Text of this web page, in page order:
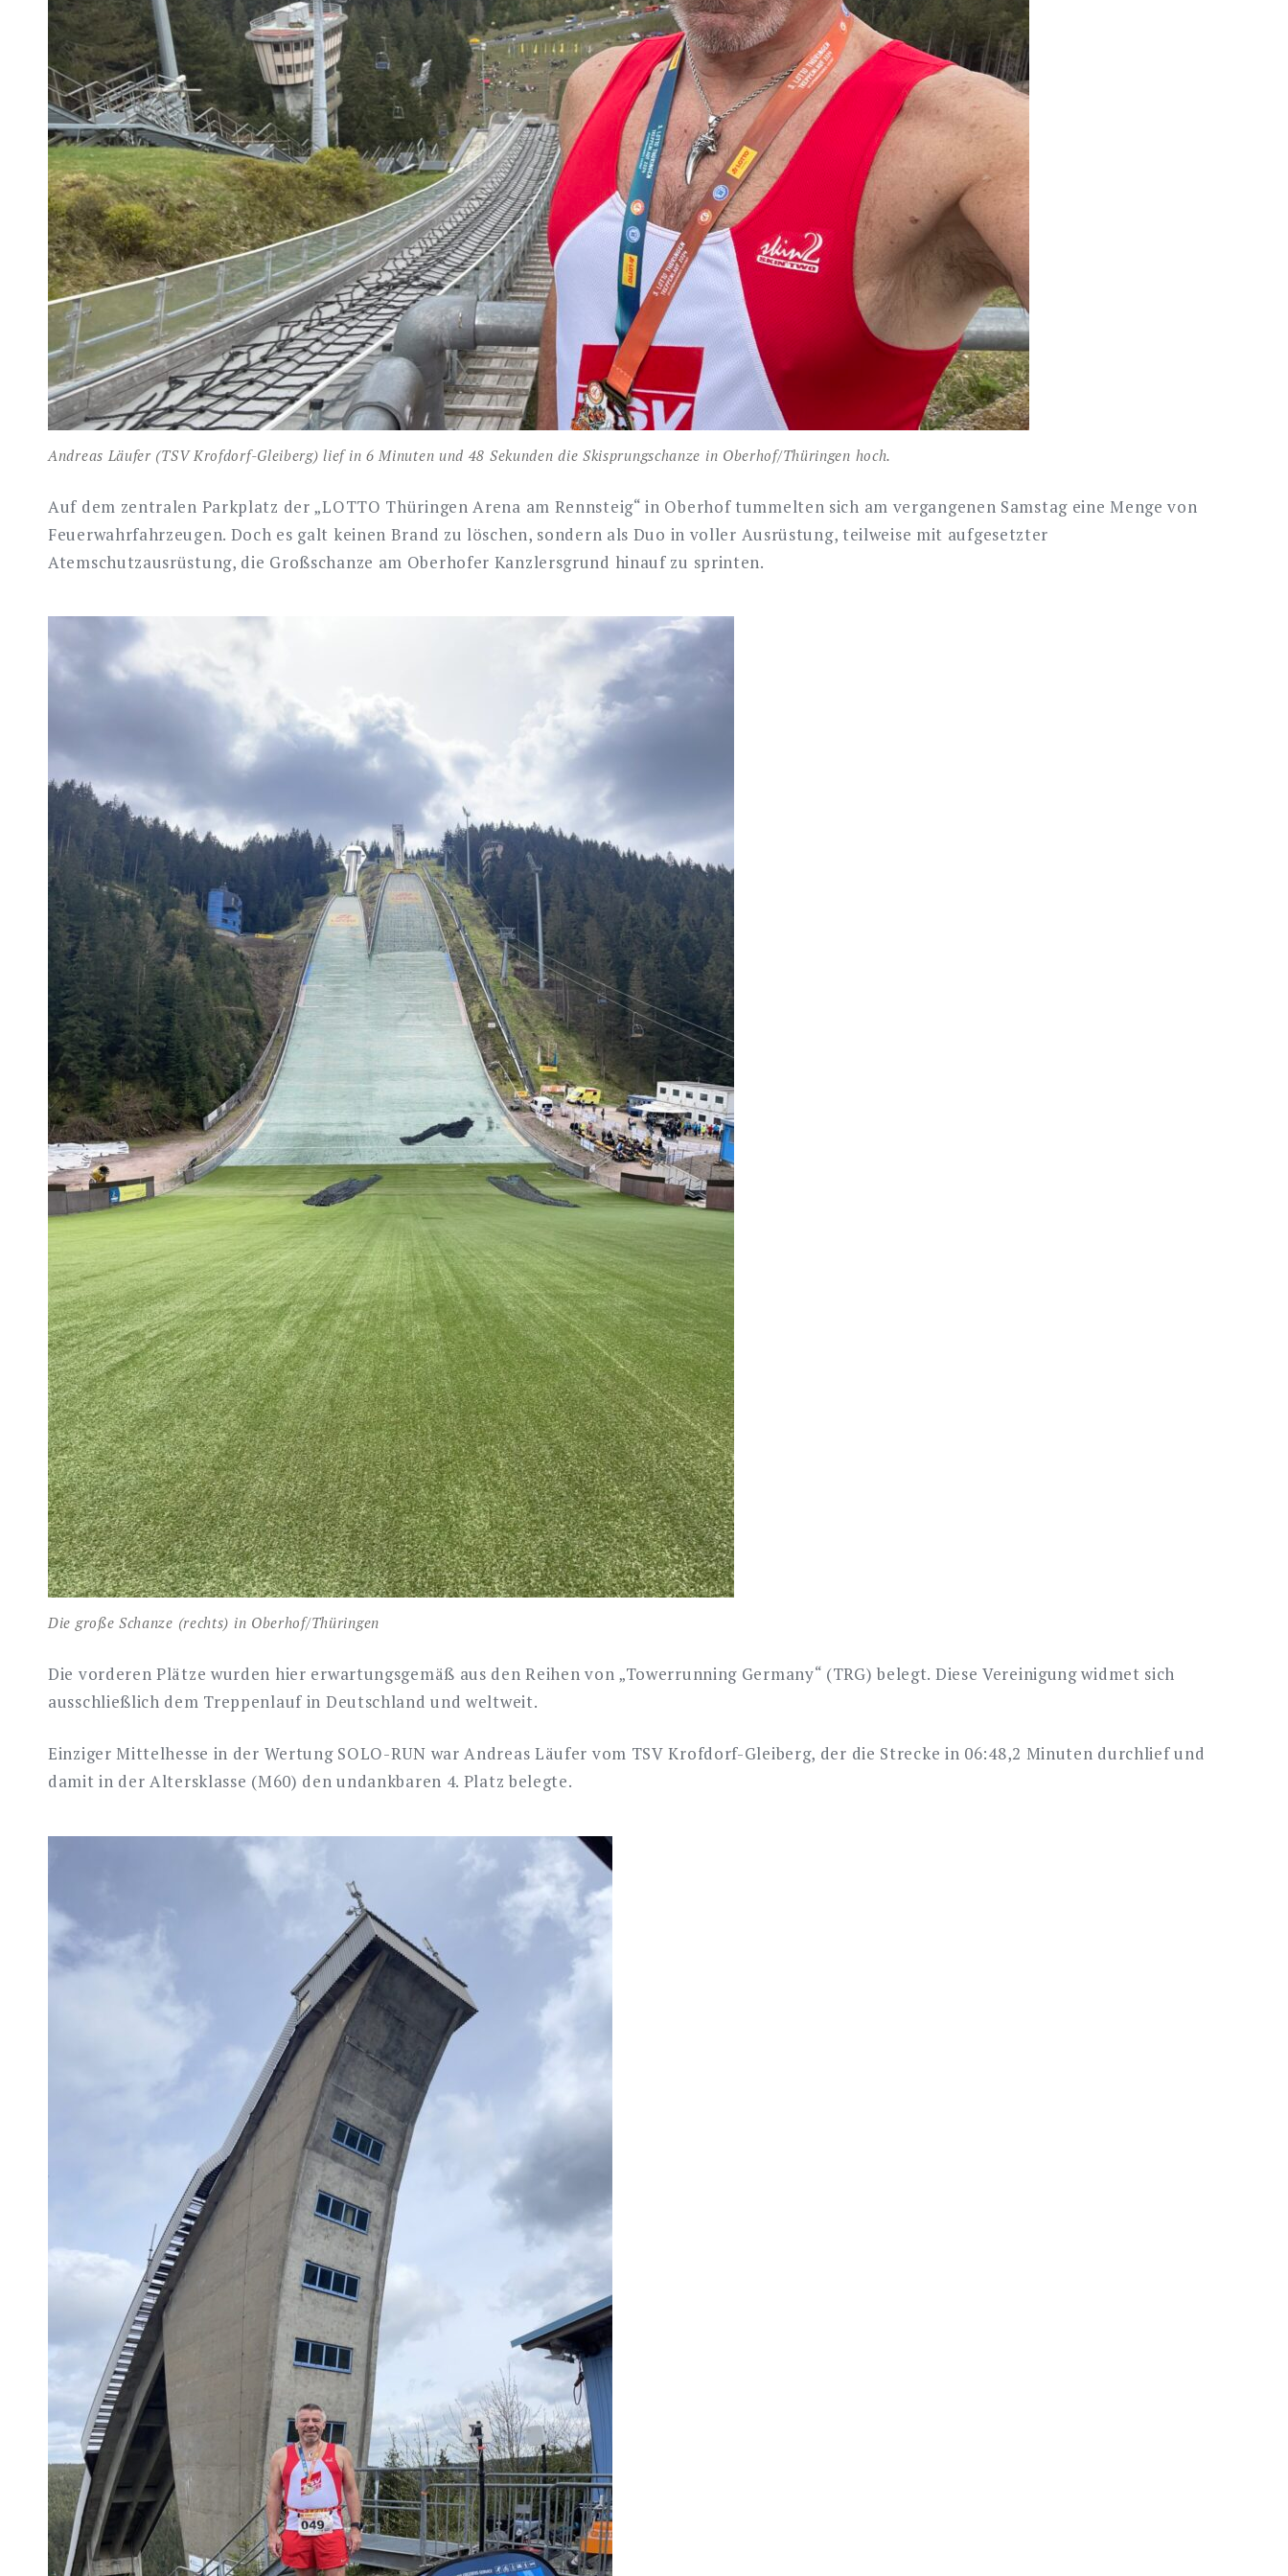
Andreas Läufer (TSV Krofdorf-Gleiberg) lief in 6 Minuten und 48 Sekunden die Skisprungschanze in Oberhof/Thüringen hoch.
Auf dem zentralen Parkplatz der „LOTTO Thüringen Arena am Rennsteig“ in Oberhof tummelten sich am vergangenen Samstag eine Menge von
Feuerwahrfahrzeugen. Doch es galt keinen Brand zu löschen, sondern als Duo in voller Ausrüstung, teilweise mit aufgesetzter
Atemschutzausrüstung, die Großschanze am Oberhofer Kanzlersgrund hinauf zu sprinten.
Die große Schanze (rechts) in Oberhof/Thüringen
Die vorderen Plätze wurden hier erwartungsgemäß aus den Reihen von „Towerrunning Germany“ (TRG) belegt. Diese Vereinigung widmet sich
ausschließlich dem Treppenlauf in Deutschland und weltweit.
Einziger Mittelhesse in der Wertung SOLO-RUN war Andreas Läufer vom TSV Krofdorf-Gleiberg, der die Strecke in 06:48,2 Minuten durchlief und
damit in der Altersklasse (M60) den undankbaren 4. Platz belegte.